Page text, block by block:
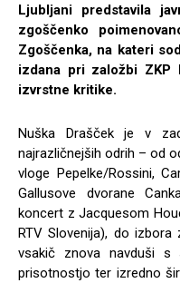
Ljubljani predstavila
zgoščenko
Zgoščenka, na kateri
izdana pri založbi ZKP
izvrstne kritike.
Nuška Drašček je v
najrazličnejših odrih – od
vloge Pepelke/Rossini,
Gallusove dvorane
koncert z Jacquesom
RTV Slovenija), do izbora
vsakič znova navduši s
prisotnostjo ter izredno